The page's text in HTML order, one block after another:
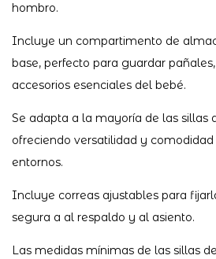
hombro.
Incluye un compartimento de
base, perfecto para guardar
accesorios esenciales del bebé.
Se adapta a la mayoría de las sillas
ofreciendo versatilidad y
entornos.
Incluye correas ajustables para
segura a al respaldo y al asiento.
Las medidas mínimas de las sillas